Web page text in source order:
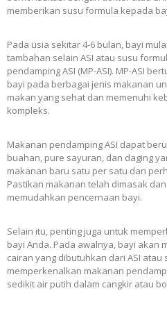
memberikan susu formula kepada
Pada usia sekitar 4-6 bulan, bayi
tambahan selain ASI atau susu
pendamping ASI (MP-ASI). MP-ASI
bayi pada berbagai jenis makanan
makan yang sehat dan memenuhi
kompleks.
Makanan pendamping ASI dapat
buahan, pure sayuran, dan daging
makanan baru satu per satu dan
Pastikan makanan telah dimasak
memudahkan pencernaan bayi.
Selain itu, penting juga untuk
bayi Anda. Pada awalnya, bayi akan
cairan yang dibutuhkan dari ASI
memperkenalkan makanan
sedikit air putih dalam cangkir atau